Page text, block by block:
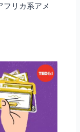
フリカ系アメ